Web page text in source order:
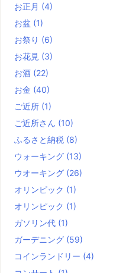
お正月 (4)
お盆 (1)
お祭り (6)
お花見 (3)
お酒 (22)
お金 (40)
ご近所 (1)
ご近所さん (10)
ふるさと納税 (8)
ウォーキング (13)
ウオーキング (26)
オリンピック (1)
オリンピック (1)
ガソリン代 (1)
ガーデニング (59)
コインランドリー (4)